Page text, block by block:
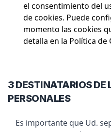
el consentimiento del
de cookies. Puede
momento las cookies
detalla en la Política de
3 DESTINATARIOS DE
PERSONALES
Es importante que Ud.